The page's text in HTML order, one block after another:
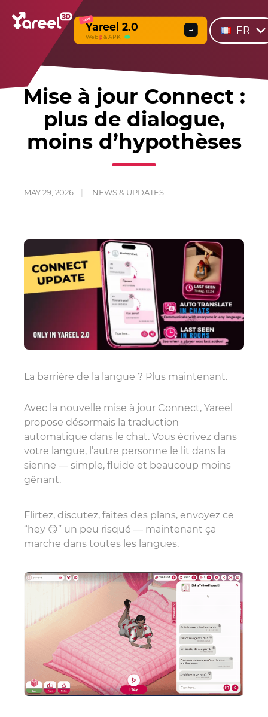
NEW
Yareel 2.0
Webβ & APK
→ FR
Mise à jour Connect :
plus de dialogue,
moins d’hypothèses
MAY 29, 2026 NEWS & UPDATES
La barrière de la langue ? Plus maintenant.
Avec la nouvelle mise à jour Connect, Yareel
propose désormais la traduction
automatique dans le chat. Vous écrivez dans
votre langue, l’autre personne le lit dans la
sienne — simple, fluide et beaucoup moins
gênant.
Flirtez, discutez, faites des plans, envoyez ce
“hey 😏” un peu risqué — maintenant ça
marche dans toutes les langues.